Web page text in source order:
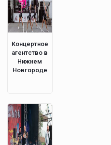
Концертное
агентство в
Нижнем
Новгороде